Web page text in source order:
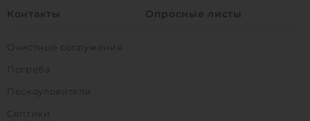
Контакты
Опросные листы
Очистные сооружения
Погреба
Пескоуловители
Септики